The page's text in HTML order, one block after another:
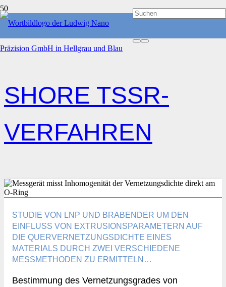
START
SHORE TSSR-
VERFAHREN
STUDIE VON LNP UND BRABENDER UM DEN
EINFLUSS VON EXTRUSIONSPARAMETERN AUF
DIE QUERVERNETZUNGSDICHTE EINES
MATERIALS DURCH ZWEI VERSCHIEDENE
MESSMETHODEN ZU ERMITTELN…
Bestimmung des Vernetzungsgrades von